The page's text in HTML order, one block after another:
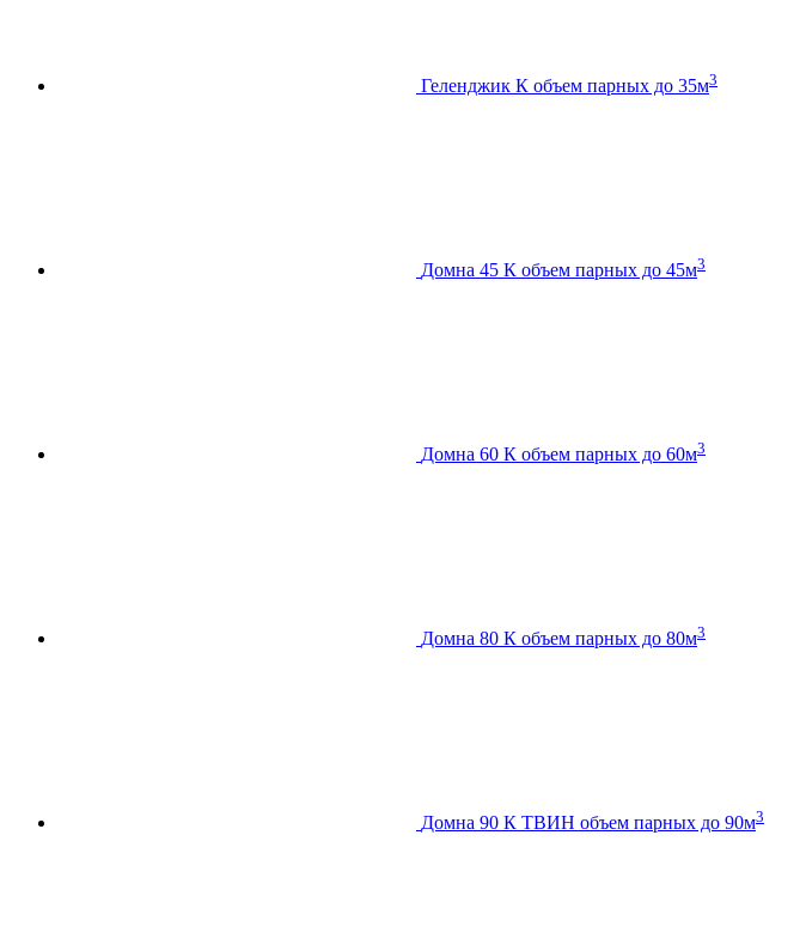
Геленджик К объем парных до 35м3
Домна 45 К объем парных до 45м3
Домна 60 К объем парных до 60м3
Домна 80 К объем парных до 80м3
Домна 90 К ТВИН объем парных до 90м3